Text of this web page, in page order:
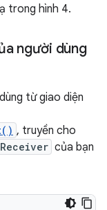
trong hình 4.
người dùng
từ giao diện
, truyền cho
của bạn